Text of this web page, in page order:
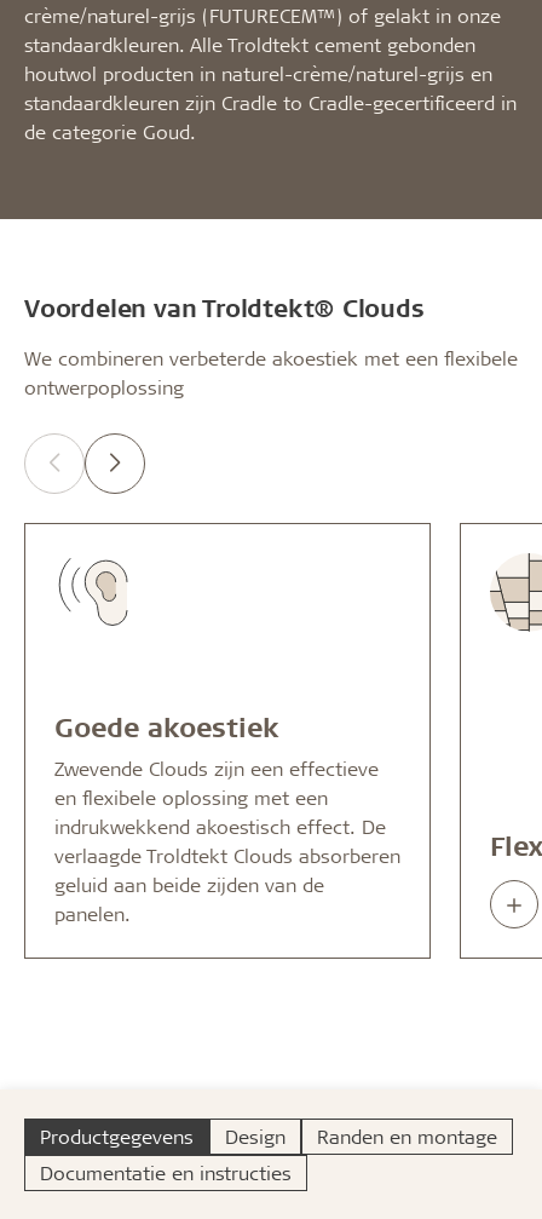
crème/naturel-grijs (FUTURECEM™) of gelakt in onze
standaardkleuren. Alle Troldtekt cement gebonden
houtwol producten in naturel-crème/naturel-grijs en
standaardkleuren zijn Cradle to Cradle-gecertificeerd in
de categorie Goud.
Voordelen van Troldtekt® Clouds
We combineren verbeterde akoestiek met een flexibele
ontwerpoplossing
Goede akoestiek
Zwevende Clouds zijn een effectieve
en flexibele oplossing met een
indrukwekkend akoestisch effect. De
verlaagde Troldtekt Clouds absorberen
geluid aan beide zijden van de
panelen.
Productgegevens Design
Randen en montage
Documentatie en instructies